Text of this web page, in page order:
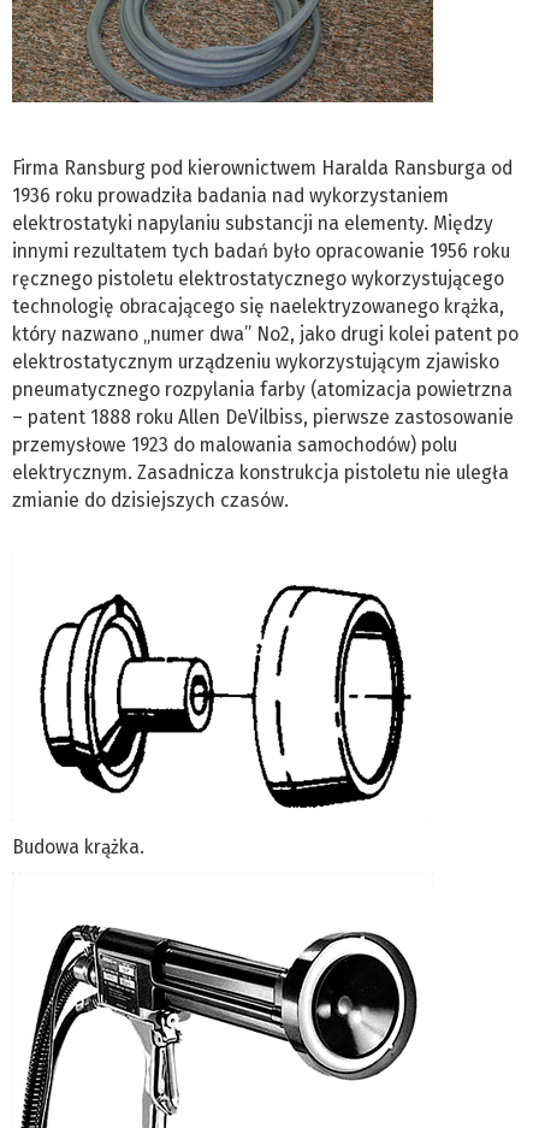
Firma Ransburg pod kierownictwem Haralda Ransburga od
1936 roku prowadziła badania nad wykorzystaniem
elektrostatyki napylaniu substancji na elementy. Między
innymi rezultatem tych badań było opracowanie 1956 roku
ręcznego pistoletu elektrostatycznego wykorzystującego
technologię obracającego się naelektryzowanego krążka,
który nazwano „numer dwa” No2, jako drugi kolei patent po
elektrostatycznym urządzeniu wykorzystującym zjawisko
pneumatycznego rozpylania farby (atomizacja powietrzna
– patent 1888 roku Allen DeVilbiss, pierwsze zastosowanie
przemysłowe 1923 do malowania samochodów) polu
elektrycznym. Zasadnicza konstrukcja pistoletu nie uległa
zmianie do dzisiejszych czasów.
Budowa krążka.